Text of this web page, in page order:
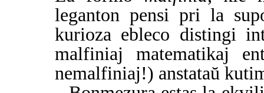
leganton pensi pri la
kurioza ebleco distingi
malfiniaj matematikaj
nemalfiniaj!) anstataŭ